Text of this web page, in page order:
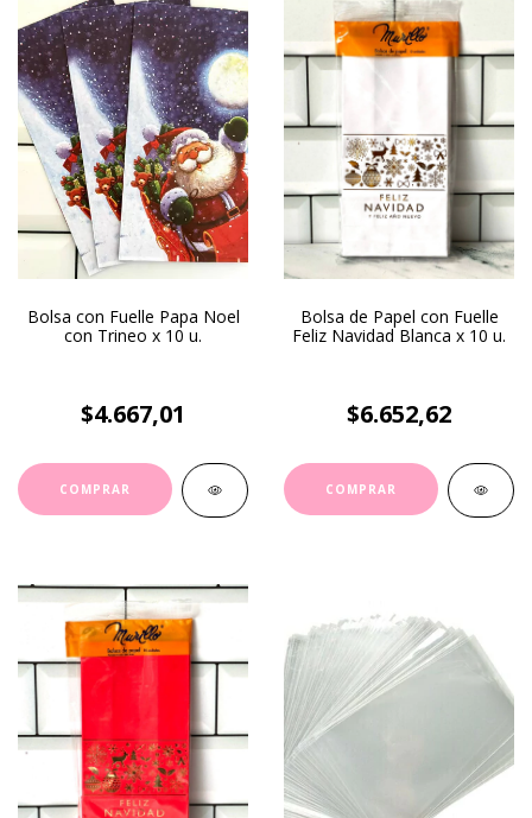
Bolsa con Fuelle Papa Noel
con Trineo x 10 u.
$4.667,01
Bolsa de Papel con Fuelle
Feliz Navidad Blanca x 10 u.
$6.652,62